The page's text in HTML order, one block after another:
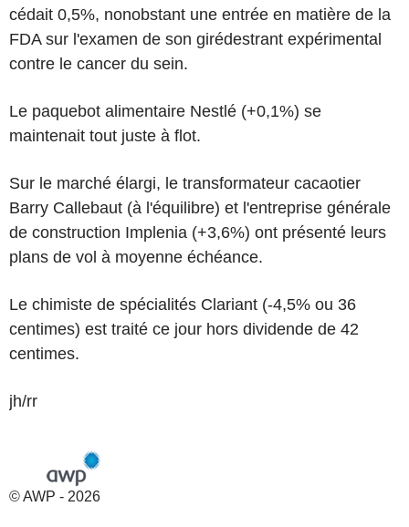
cédait 0,5%, nonobstant une entrée en matière de la
FDA sur l'examen de son girédestrant expérimental
contre le cancer du sein.
Le paquebot alimentaire Nestlé (+0,1%) se
maintenait tout juste à flot.
Sur le marché élargi, le transformateur cacaotier
Barry Callebaut (à l'équilibre) et l'entreprise générale
de construction Implenia (+3,6%) ont présenté leurs
plans de vol à moyenne échéance.
Le chimiste de spécialités Clariant (-4,5% ou 36
centimes) est traité ce jour hors dividende de 42
centimes.
jh/rr
© AWP - 2026